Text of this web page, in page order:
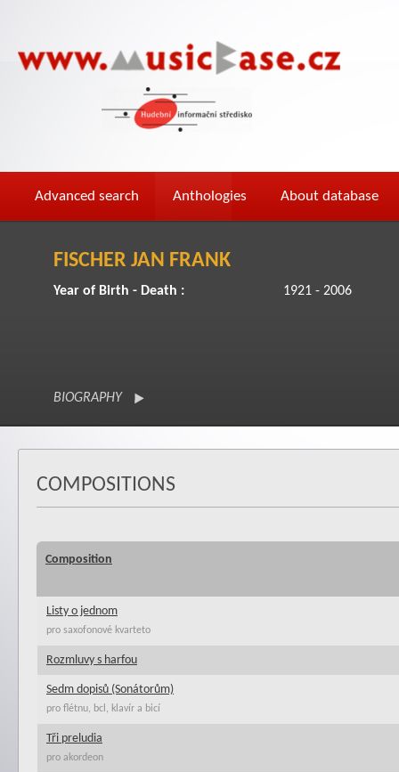
Advanced search Anthologies About database
FISCHER JAN FRANK
Year of Birth - Death : 1921 - 2006
BIOGRAPHY
COMPOSITIONS
Composition
Listy o jednom
pro saxofonové kvarteto
Rozmluvy s harfou
Sedm dopisů (Sonátorům)
pro flétnu, bcl, klavír a bicí
Tři preludia
pro akordeon